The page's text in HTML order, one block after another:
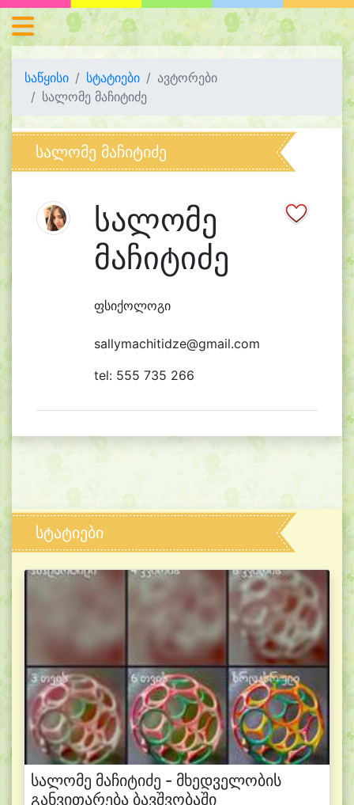
საწყისი სტატიები
ავტორები
სალომე მაჩიტიძე
სალომე მაჩიტიძე
სალომე
მაჩიტიძე
ფსიქოლოგი
sallymachitidze@gmail.com
tel: 555 735 266
სტატიები
სალომე მაჩიტიძე - მხედველობის
განვითარება ბავშვობაში